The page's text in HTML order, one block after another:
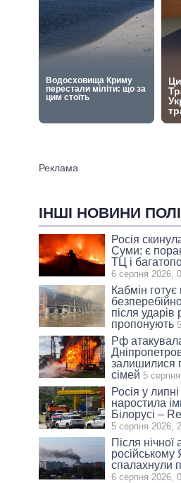
ІНШІ НОВИНИ
Росія
Суми: є
ТЦ і
6 серпня 2026,
Кабмін
після
пропонують
Рф
залишилися
сімей 5
Росія у
наростила
Білорусі –
5 серпня 2026,
Після нічної
російському
спалахнули
6 серпня 2026,